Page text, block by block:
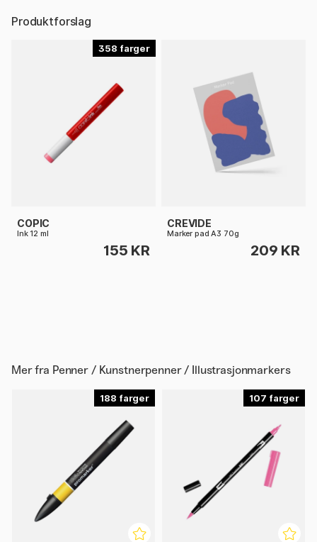
Produktforslag
358
COPIC
Ink 12 ml
155 KR
CREVIDE
Marker pad A3 70g
209 KR
Mer fra Penner / Kunstnerpenner / Illustrasjonmarkers
188 107